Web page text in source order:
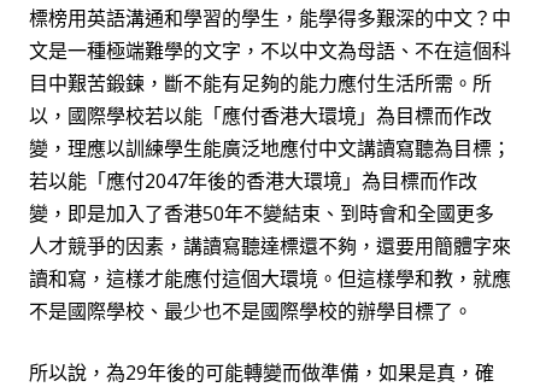
標榜用英語溝通和學習的學生，能學得多艱深的中文？中
文是一種極端難學的文字，不以中文為母語、不在這個科
目中艱苦鍛鍊，斷不能有足夠的能力應付生活所需。所
以，國際學校若以能「應付香港大環境」為目標而作改
變，理應以訓練學生能廣泛地應付中文講讀寫聽為目標；
若以能「應付2047年後的香港大環境」為目標而作改
變，即是加入了香港50年不變結束、到時會和全國更多
人才競爭的因素，講讀寫聽達標還不夠，還要用簡體字來
讀和寫，這樣才能應付這個大環境。但這樣學和教，就應
不是國際學校、最少也不是國際學校的辦學目標了。
所以說，為29年後的可能轉變而做準備，如果是真，確